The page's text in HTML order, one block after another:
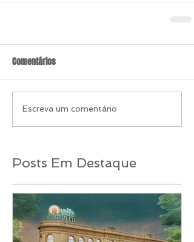
Comentários
Escreva um comentário
Posts Em Destaque